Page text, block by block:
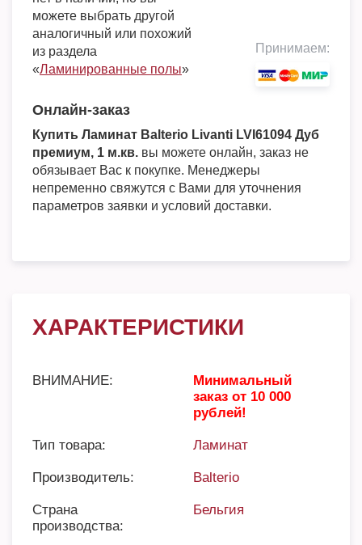
можете выбрать другой
аналогичный или похожий
из раздела
«Ламинированные полы»
Принимаем:
Онлайн-заказ
Купить Ламинат Balterio Livanti LVI61094 Дуб
премиум, 1 м.кв. вы можете онлайн, заказ не
обязывает Вас к покупке. Менеджеры
непременно свяжутся с Вами для уточнения
параметров заявки и условий доставки.
ХАРАКТЕРИСТИКИ
ВНИМАНИЕ:
Минимальный
заказ от 10 000
рублей!
Тип товара: Ламинат
Производитель: Balterio
Страна
производства:
Бельгия